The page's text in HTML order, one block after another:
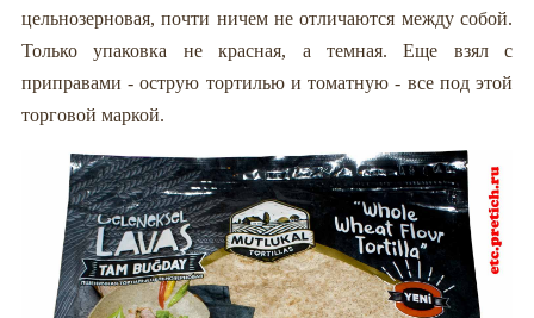
цельнозерновая, почти ничем не отличаются между собой.
Только упаковка не красная, а темная. Еще взял с
приправами - острую тортилью и томатную - все под этой
торговой маркой.